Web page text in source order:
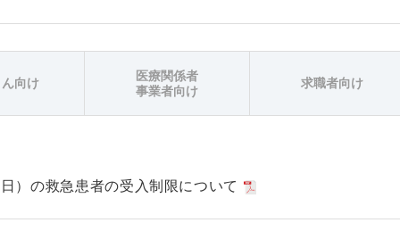
向け
医療関係者
事業者向け
求職者向け
）の救急患者の受入制限について